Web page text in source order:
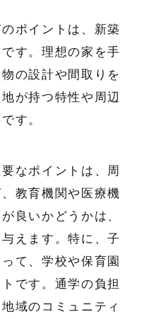
ポイントは、新築
す。理想の家を手
の設計や間取りを
が持つ特性や周辺
す。
なポイントは、周
教育機関や医療機
良いかどうかは、
えます。特に、子
て、学校や保育園
です。通学の負担
域のコミュニティ